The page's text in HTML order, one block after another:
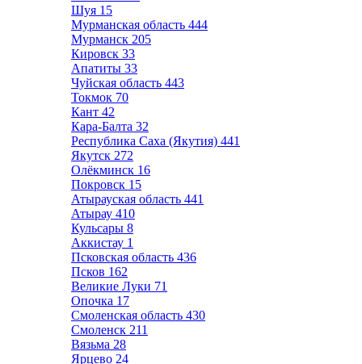
Шуя 15
Мурманская область 444
Мурманск 205
Кировск 33
Апатиты 33
Чуйская область 443
Токмок 70
Кант 42
Кара-Балта 32
Республика Саха (Якутия) 441
Якутск 272
Олёкминск 16
Покровск 15
Атырауская область 441
Атырау 410
Кульсары 8
Аккистау 1
Псковская область 436
Псков 162
Великие Луки 71
Опочка 17
Смоленская область 430
Смоленск 211
Вязьма 28
Ярцево 24